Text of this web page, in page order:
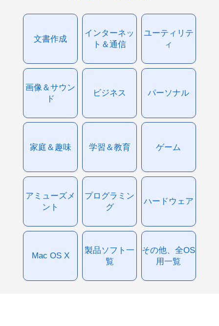
文書作成
インターネッ
ト＆通信
ユーティリテ
ィ
画像＆サウン
ド
ビジネス パーソナル
家庭＆趣味 学習＆教育 ゲーム
アミューズメ
ント
プログラミン
グ
ハードウェア
Mac OS X
製品ソフト一
覧
その他、全OS
用一覧